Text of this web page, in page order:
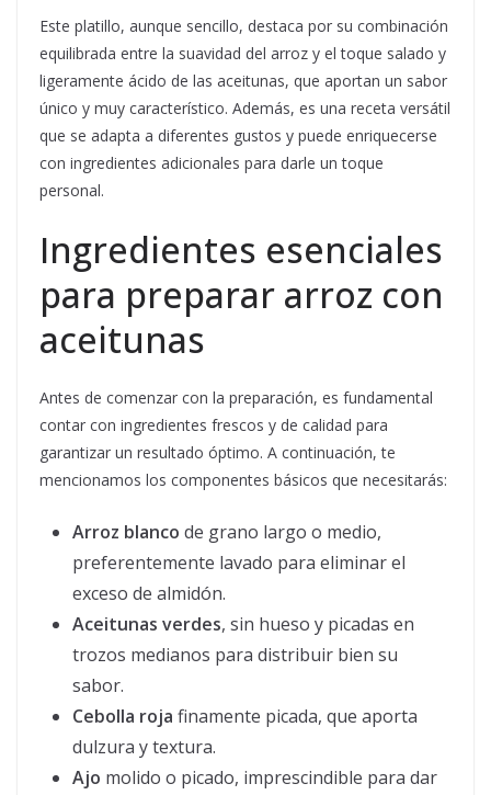
Este platillo, aunque sencillo, destaca por su combinación
equilibrada entre la suavidad del arroz y el toque salado y
ligeramente ácido de las aceitunas, que aportan un sabor
único y muy característico. Además, es una receta versátil
que se adapta a diferentes gustos y puede enriquecerse
con ingredientes adicionales para darle un toque
personal.
Ingredientes esenciales
para preparar arroz con
aceitunas
Antes de comenzar con la preparación, es fundamental
contar con ingredientes frescos y de calidad para
garantizar un resultado óptimo. A continuación, te
mencionamos los componentes básicos que necesitarás:
Arroz blanco de grano largo o medio,
preferentemente lavado para eliminar el
exceso de almidón.
Aceitunas verdes, sin hueso y picadas en
trozos medianos para distribuir bien su
sabor.
Cebolla roja finamente picada, que aporta
dulzura y textura.
Ajo molido o picado, imprescindible para dar